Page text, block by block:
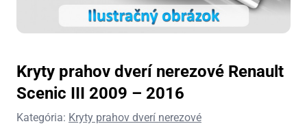
Kryty prahov dverí nerezové Renault
Scenic III 2009 – 2016
Kategória: Kryty prahov dverí nerezové